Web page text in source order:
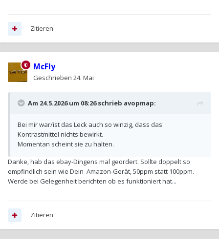
Zitieren
McFly
Geschrieben 24. Mai
Am 24.5.2026 um 08:26 schrieb avopmap:
Bei mir war/ist das Leck auch so winzig, dass das
Kontrastmittel nichts bewirkt.
Momentan scheint sie zu halten.
Danke, hab das ebay-Dingens mal geordert. Sollte doppelt so
empfindlich sein wie Dein Amazon-Gerät, 50ppm statt 100ppm.
Werde bei Gelegenheit berichten ob es funktioniert hat...
Zitieren